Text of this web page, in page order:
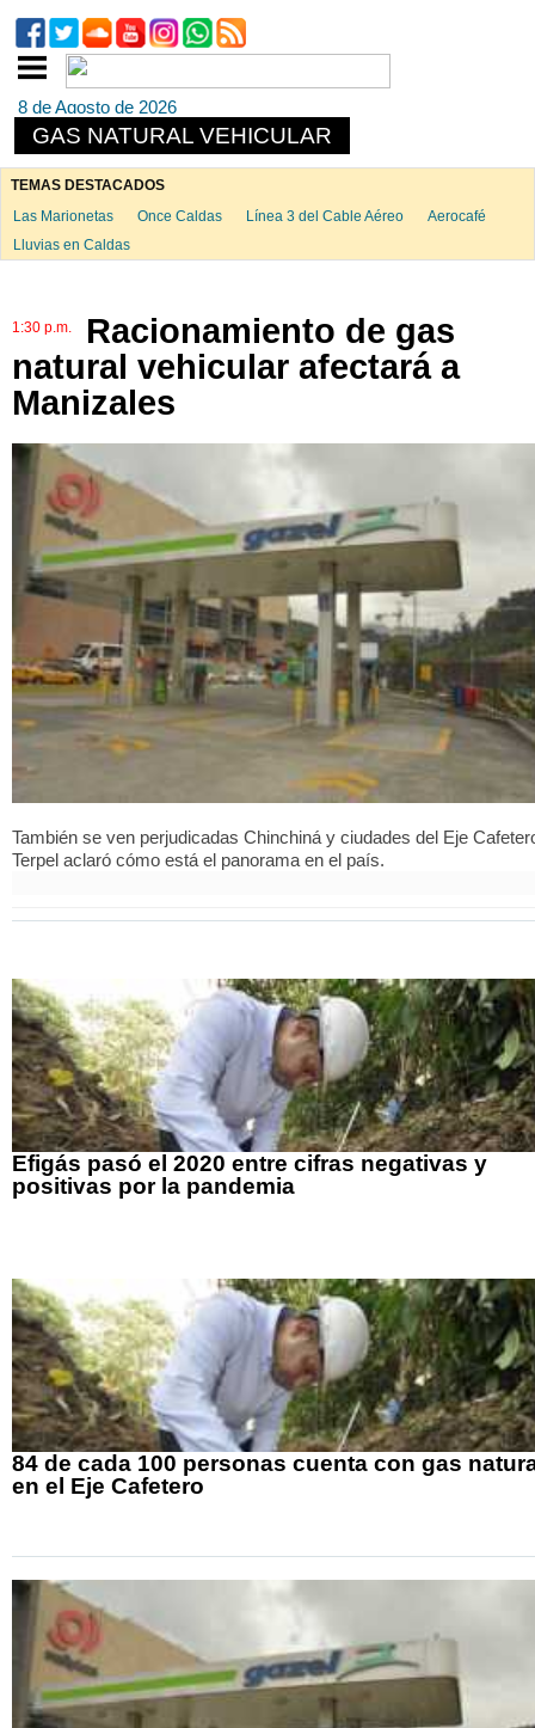
8 de Agosto de 2026
GAS NATURAL VEHICULAR
TEMAS DESTACADOS
Las Marionetas
Once Caldas Línea 3 del Cable Aéreo
Aerocafé
Lluvias en Caldas
1:30 p.m.
Racionamiento de gas
natural vehicular afectará a
Manizales
También se ven perjudicadas Chinchiná y ciudades del Eje
Terpel aclaró cómo está el panorama en el país.
Efigás pasó el 2020 entre cifras negativas y
positivas por la pandemia
84 de cada 100 personas cuenta con gas
en el Eje Cafetero